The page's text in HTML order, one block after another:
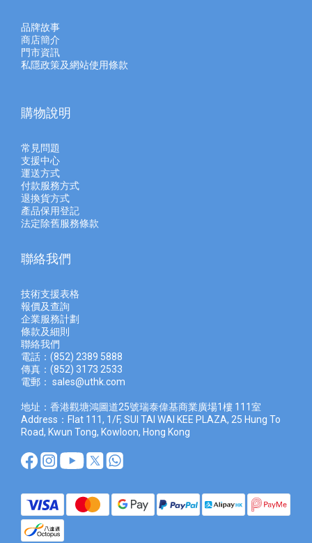
品牌故事
商店簡介
門市資訊
私隱政策及網站使用條款
購物說明
常見問題
支援中心
運送方式
付款服務方式
退換貨方式
產品保用登記
法定除舊服務條款
聯絡我們
技術支援表格
報價及查詢
企業服務計劃
條款及細則
聯絡我們
電話：(852) 2389 5888
傳真：(852) 3173 2533
電郵： sales@uthk.com
地址：香港觀塘鴻圖道25號瑞泰偉基商業廣場1樓 111室
Address：Flat 111, 1/F, SUI TAI WAI KEE PLAZA, 25 Hung To
Road, Kwun Tong, Kowloon, Hong Kong